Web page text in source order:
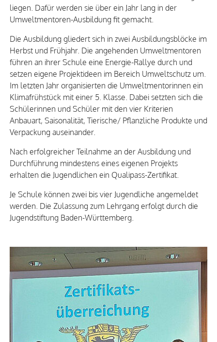
liegen. Dafür werden sie über ein Jahr lang in der
Umweltmentoren-Ausbildung fit gemacht.
Die Ausbildung gliedert sich in zwei Ausbildungsblöcke im
Herbst und Frühjahr. Die angehenden Umweltmentoren
führen an ihrer Schule eine Energie-Rallye durch und
setzen eigene Projektideen im Bereich Umweltschutz um.
Im letzten Jahr organisierten die Umweltmentorinnen ein
Klimafrühstück mit einer 5. Klasse. Dabei setzten sich die
Schülerinnen und Schüler mit den vier Kriterien
Anbauart, Saisonalität, Tierische/ Pflanzliche Produkte und
Verpackung auseinander.
Nach erfolgreicher Teilnahme an der Ausbildung und
Durchführung mindestens eines eigenen Projekts
erhalten die Jugendlichen ein Qualipass-Zertifikat.
Je Schule können zwei bis vier Jugendliche angemeldet
werden. Die Zulassung zum Lehrgang erfolgt durch die
Jugendstiftung Baden-Württemberg.